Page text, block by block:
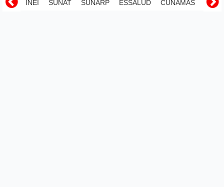
INEI SUNAT SUNARP ESSALUD CUNAMAS